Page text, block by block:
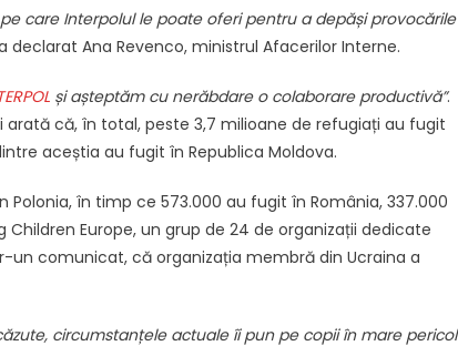
care Interpolul le poate oferi pentru a depăși provocările
declarat Ana Revenco, ministrul Afacerilor Interne.
și așteptăm cu nerăbdare o colaborare productivă”.
arată că, în total, peste 3,7 milioane de refugiați au fugit
aceștia au fugit în Republica Moldova.
în timp ce 573.000 au fugit în România, 337.000
Europe, un grup de 24 de organizații dedicate
un comunicat, că organizația membră din Ucraina a
circumstanțele actuale îi pun pe copii în mare pericol